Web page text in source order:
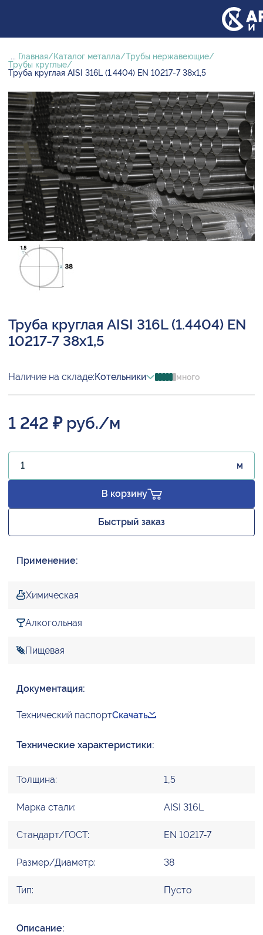
... Главная Каталог металла
Трубы нержавеющие
Трубы круглые
Труба круглая AISI 316L (1.4404) EN 10217-7 38х1,5
Труба круглая AISI 316L (1.4404) EN
10217-7 38х1,5
Наличие на складе:Котельники много
1 242 ₽ руб./м
м
В корзину
Быстрый заказ
Применение:
Химическая
Алкогольная
Пищевая
Документация:
Технический паспортСкачать
Технические характеристики:
Толщина: 1,5
Марка стали: AISI 316L
Стандарт/ГОСТ: EN 10217-7
Размер/Диаметр: 38
Тип: Пусто
Описание: